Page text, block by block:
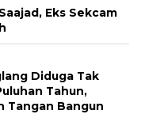
Eks Sekcam
Diduga Tak
Tahun,
Tangan Bangun